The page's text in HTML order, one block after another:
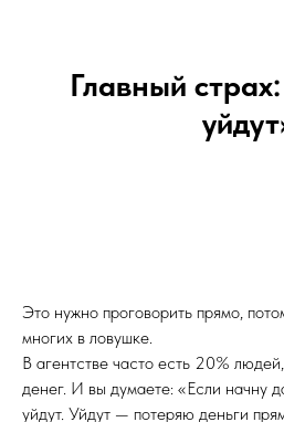
Главный
Это нужно проговорить прямо,
многих в ловушке.
В агентстве часто есть 20%
денег. И вы думаете: «Если начну
уйдут. Уйдут — потеряю деньги